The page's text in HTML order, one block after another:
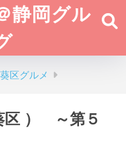
静岡グル
区グルメ
区 ） ～第５